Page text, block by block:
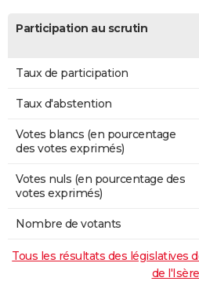
Participation au scrutin
Taux de participation
Taux d'abstention
Votes blancs (en pourcentage
des votes exprimés)
Votes nuls (en pourcentage des
votes exprimés)
Nombre de votants
Tous les résultats des législatives
de l'Isère